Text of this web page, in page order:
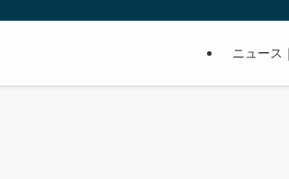
ニュース